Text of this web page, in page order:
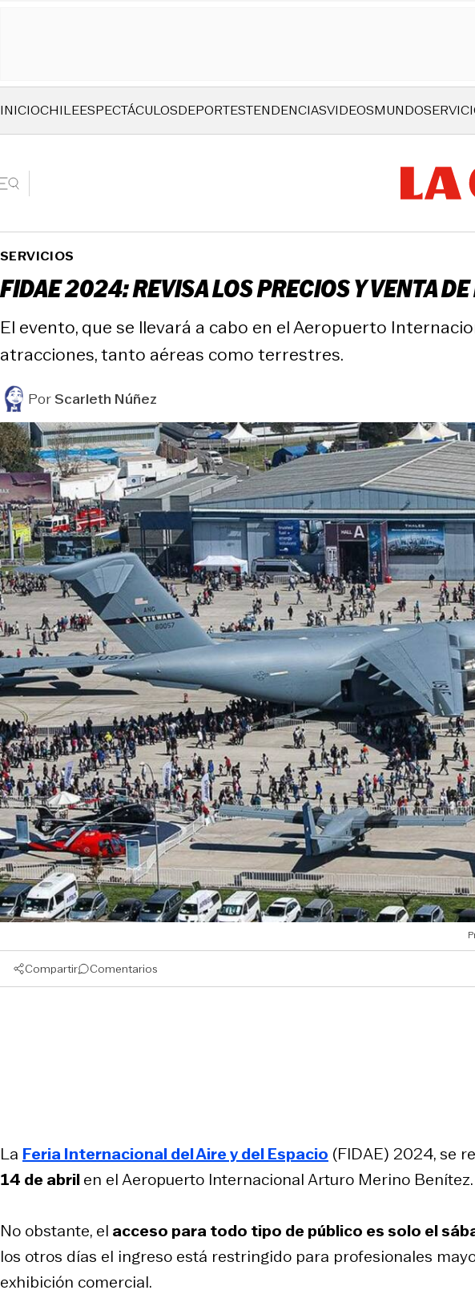
INICIOCHILEESPECTÁCULOSDEPORTESTENDENCIASVIDEOSMUNDO
SERVICIOS
FIDAE 2024: REVISA LOS PRECIOS Y VENTA
El evento, que se llevará a cabo en el Aeropuerto
atracciones, tanto aéreas como terrestres.
PorScarleth Núñez
Compartir Comentarios
La Feria Internacional del Aire y del Espacio (FIDAE) 2024, se
14 de abrilen el Aeropuerto Internacional Arturo Merino Benítez.
No obstante, el acceso para todo tipo de público es solo el
los otros días el ingreso está restringido para profesionales
exhibición comercial.